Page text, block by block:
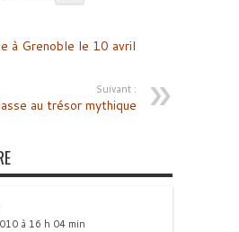
à Grenoble le 10 avril
Suivant :
au trésor mythique
à 16 h 04 min